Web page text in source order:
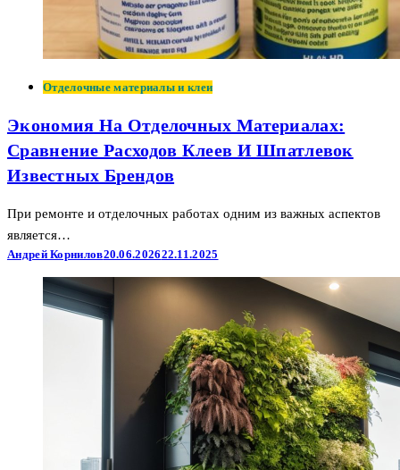
Отделочные материалы и клеи
Экономия На Отделочных Материалах:
Сравнение Расходов Клеев И Шпатлевок
Известных Брендов
При ремонте и отделочных работах одним из важных аспектов
является…
Андрей Корнилов20.06.202622.11.2025